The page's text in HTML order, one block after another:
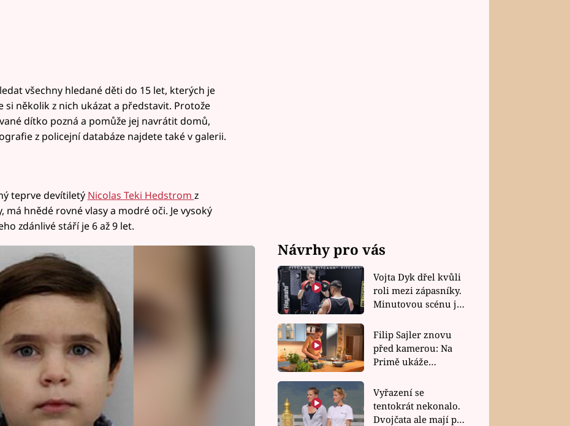
všechny hledané děti do 15 let, kterých je
si několik z nich ukázat a představit. Protože
dítko pozná a pomůže jej navrátit domů,
z policejní databáze najdete také v galerii.
teprve devítiletý Nicolas Teki Hedstrom z
má hnědé rovné vlasy a modré oči. Je vysoký
zdánlivé stáří je 6 až 9 let.
Návrhy pro vás
Vojta Dyk dřel kvůli
roli mezi zápasníky.
Minutovou scénu jel
Filip Sajler znovu
před kamerou: Na
Primě ukáže
rychlé recepty
Vyřazení se
tentokrát nekonalo.
Dvojčata ale mají po